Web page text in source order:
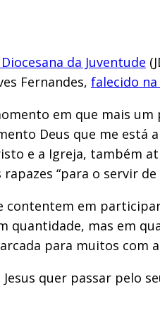
da Juventude
Fernandes, falecido
em que mais
Deus que me
e a Igreja, também
“para o servir
em
quantidade, mas em
para muitos com
quer passar pelo